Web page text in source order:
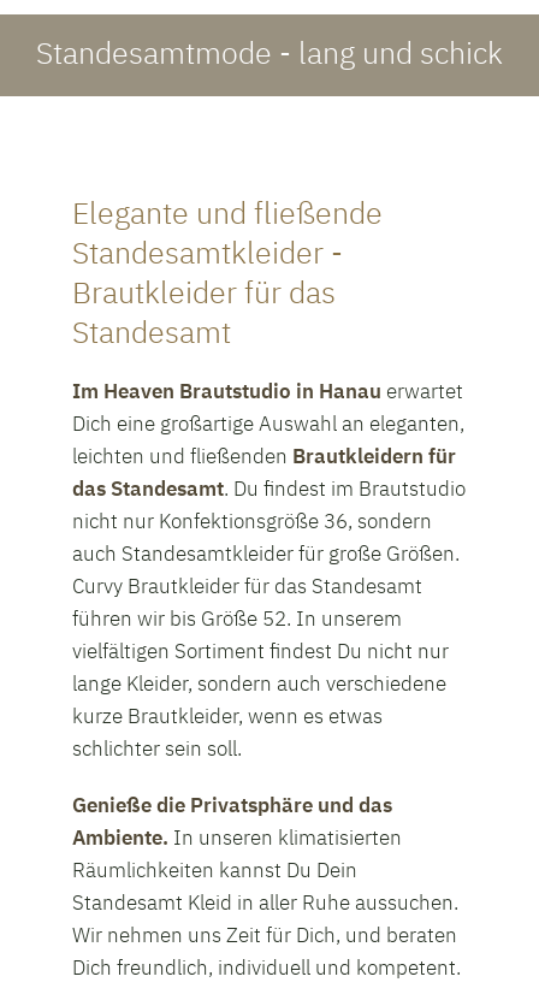
Standesamtmode - lang und schick
Elegante und fließende
Standesamtkleider -
Brautkleider für das
Standesamt
Im Heaven Brautstudio in Hanau erwartet
Dich eine großartige Auswahl an eleganten,
leichten und fließenden Brautkleidern für
das Standesamt. Du findest im Brautstudio
nicht nur Konfektionsgröße 36, sondern
auch Standesamtkleider für große Größen.
Curvy Brautkleider für das Standesamt
führen wir bis Größe 52. In unserem
vielfältigen Sortiment findest Du nicht nur
lange Kleider, sondern auch verschiedene
kurze Brautkleider, wenn es etwas
schlichter sein soll.
Genieße die Privatsphäre und das
Ambiente. In unseren klimatisierten
Räumlichkeiten kannst Du Dein
Standesamt Kleid in aller Ruhe aussuchen.
Wir nehmen uns Zeit für Dich, und beraten
Dich freundlich, individuell und kompetent.